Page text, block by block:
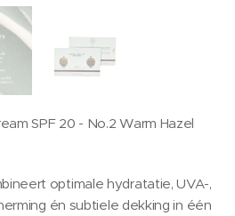
SPF 20 - No.2 Warm Hazel
optimale hydratatie, UVA-,
én subtiele dekking in één